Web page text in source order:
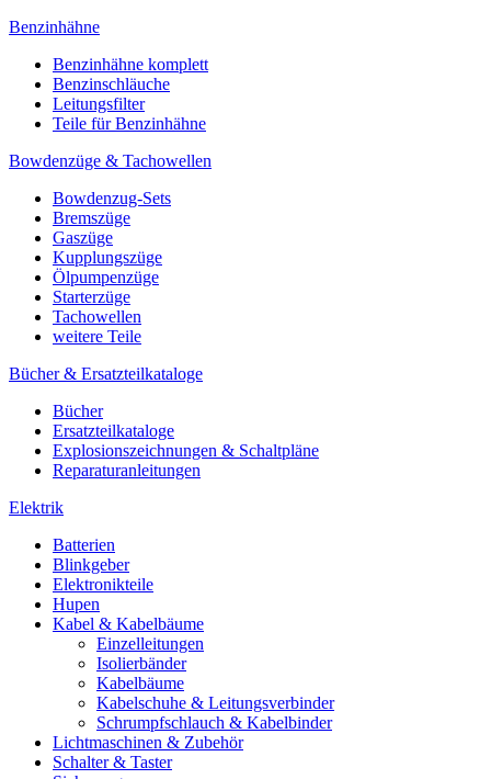
Benzinhähne
Benzinhähne komplett
Benzinschläuche
Leitungsfilter
Teile für Benzinhähne
Bowdenzüge & Tachowellen
Bowdenzug-Sets
Bremszüge
Gaszüge
Kupplungszüge
Ölpumpenzüge
Starterzüge
Tachowellen
weitere Teile
Bücher & Ersatzteilkataloge
Bücher
Ersatzteilkataloge
Explosionszeichnungen & Schaltpläne
Reparaturanleitungen
Elektrik
Batterien
Blinkgeber
Elektronikteile
Hupen
Kabel & Kabelbäume
Einzelleitungen
Isolierbänder
Kabelbäume
Kabelschuhe & Leitungsverbinder
Schrumpfschlauch & Kabelbinder
Lichtmaschinen & Zubehör
Schalter & Taster